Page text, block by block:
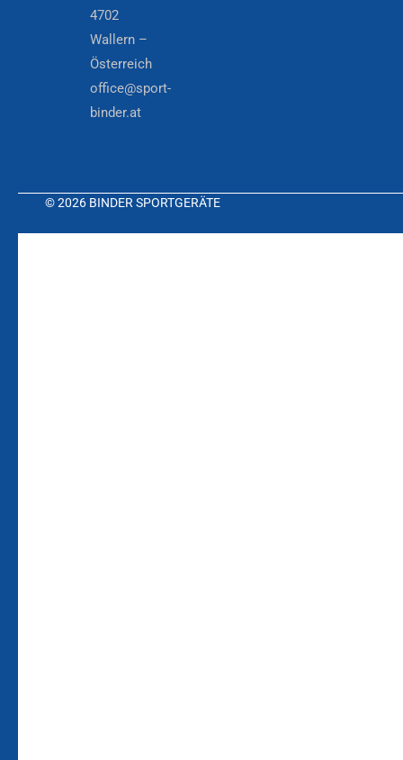
4702
Wallern –
Österreich
office@sport-
binder.at
© 2026 BINDER SPORTGERÄTE